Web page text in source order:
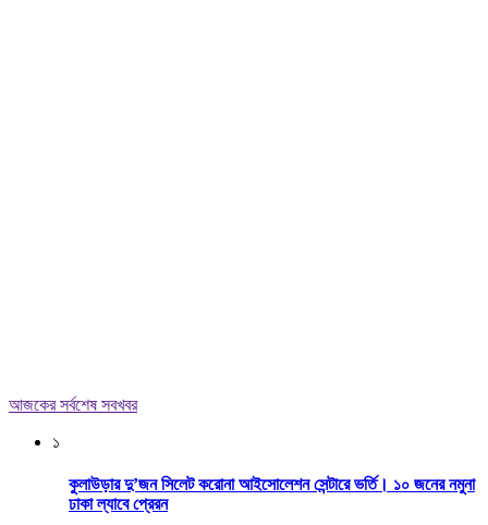
আজকের সর্বশেষ সবখবর
১
কুলাউড়ার দু’জন সিলেট করোনা আইসোলেশন সেন্টারে ভর্তি। ১০ জনের নমুনা
ঢাকা ল্যাবে প্রেরন